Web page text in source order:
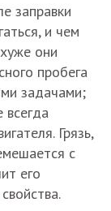
заправки
и чем
они
пробега
задачами;
Грязь,
с
его